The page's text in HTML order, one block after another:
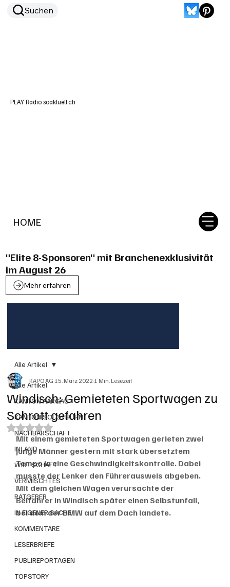
HOME
Suchen
PLAY Radio soaktuell.ch
"Elite 8-Sponsoren" mit Branchenexklusivität
im August 26
Mehr erfahren
Alle Artikel
KANTON AARGAU
KANTON SOLOTHURN
NACHBARSCHAFT
INLAND
WIRTSCHAFT
VERMISCHTES
RATGEBER
IN EIGENER SACHE
KOMMENTARE
LESERBRIEFE
PUBLIREPORTAGEN
TOPSTORY
Alle Artikel
Windisch: Gemieteten Sportwagen zu
Schrott gefahren
KAPO AG15. März 20221 Min. Lesezeit
Mit NaN von 5 Sternen bewertet.
Mit einem gemieteten Sportwagen gerieten zwei
junge Männer gestern mit stark übersetztem
Tempo in eine Geschwindigkeitskontrolle. Dabei
musste der Lenker den Führerausweis abgeben.
Mit dem gleichen Wagen verursachte der
Beifahrer in Windisch später einen Selbstunfall,
bei dem der BMW auf dem Dach landete.